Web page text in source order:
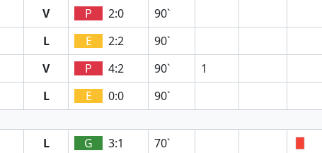
V P 2:0
90`
L E 2:2
90`
V P 4:2 90`
1
L E 0:0
90`
L G 3:1
70`